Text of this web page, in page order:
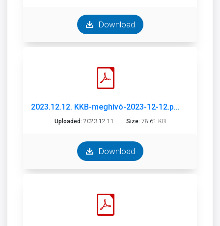
Download
2023.12.12. KKB-meghívó-2023-12-12.pdf
Uploaded: 2023.12.11 Size: 78.61 KB
Download